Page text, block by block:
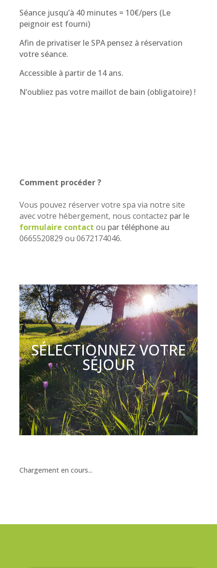
Séance jusqu’à 40 minutes = 10€/pers (Le
peignoir est fourni)
Afin de privatiser le SPA pensez à réservation
votre séance.
Accessible à partir de 14 ans.
N’oubliez pas votre maillot de bain (obligatoire) !
Comment procéder ?
Vous pouvez réserver votre spa via notre site
avec votre hébergement, nous contactez par le
formulaire contact ou par téléphone au
0665520829 ou 0672174046.
SÉLECTIONNEZ VOTRE
SÉJOUR
Chargement en cours...